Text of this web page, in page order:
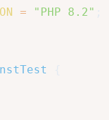
= "PHP 8.2"